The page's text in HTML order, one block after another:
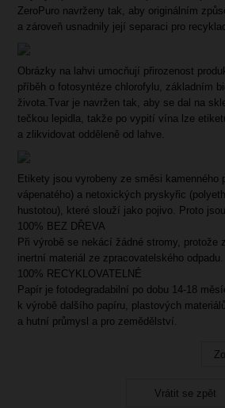
ZeroPuro navrženy tak, aby originálním
a zároveň usnadnily její separaci pro
Obrázky na lahvi umocňují přirozenost
příběh o fotosyntéze chlorofylu, základním
života.Tvar je navržen tak, aby se dal na
tečkou lepidla, takže po vypití vína lze
a zlikvidovat odděleně od lahve.
Etikety jsou vyrobeny ze směsi kamenného
vápenatého) a netoxických pryskyřic
hustotou), které slouží jako pojivo. Proto
100% BEZ DŘEVA
Při výrobě se nekácí žádné stromy, protože
inertní materiál ze zpracovatelského odpadu.
100% RECYKLOVATELNÉ
Papír je fotodegradabilní po dobu 14-18
k výrobě dalšího papíru, plastových
a hutní průmysl a pro zemědělství.
Vrátit se zpět